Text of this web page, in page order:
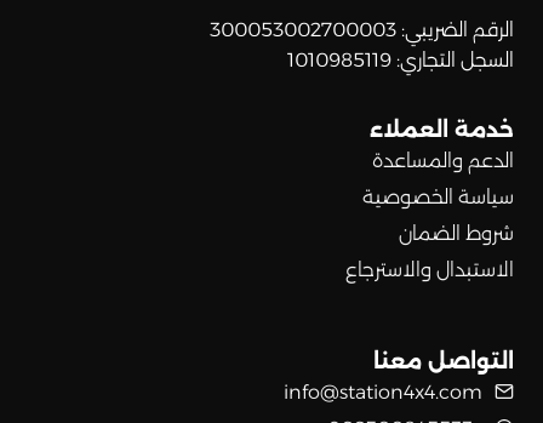
الرقم الضريبي: 300053002700003
السجل التجاري: 1010985119
خدمة العملاء
الدعم والمساعدة
سياسة الخصوصية
شروط الضمان
الاستبدال والاسترجاع
التواصل معنا
info@station4x4.com